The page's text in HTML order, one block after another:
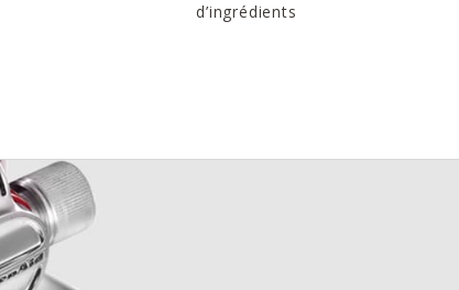
d’ingrédients